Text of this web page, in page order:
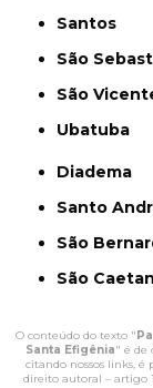
Santos
São
São
Ubatuba
Diadema
Santo
São
São
O conteúdo do texto "
Santa Efigênia" é de
citando nossos links,
direito autoral – artigo